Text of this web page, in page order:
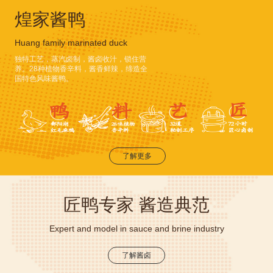
煌家酱鸭
Huang family marinated duck
独特工艺，蒸汽卤制，酱卤收汁，锁住营
养。28种植物香辛料，酱香鲜辣，缔造全
国特色风味酱鸭。
了解更多
匠鸭专家 酱造典范
Expert and model in sauce and brine industry
了解酱卤